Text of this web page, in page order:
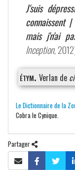
J'suis
connaissent
mais j'n'ai
Inception,
étym. Verlan de
Le Dictionnaire de la
Cobra le Cynique.
Partager